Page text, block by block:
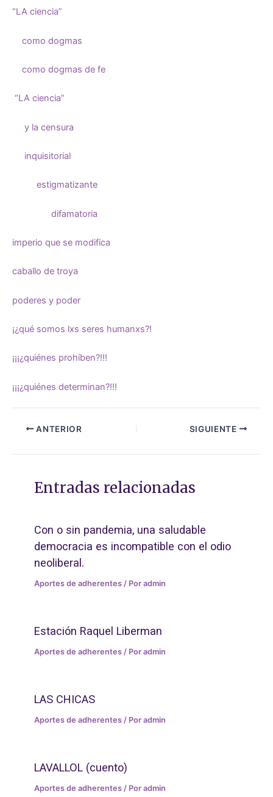
“LA ciencia”
como dogmas
como dogmas de fe
“LA ciencia”
y la censura
inquisitorial
estigmatizante
difamatoria
imperio que se modifica
caballo de troya
poderes y poder
¡¿qué somos lxs seres humanxs?!
¡¡¡¿quiénes prohíben?!!!
¡¡¡¿quiénes determinan?!!!
ANTERIOR SIGUIENTE
Entradas relacionadas
Con o sin pandemia, una saludable
democracia es incompatible con el odio
neoliberal.
Aportes de adherentes / Poradmin
Estación Raquel Liberman
Aportes de adherentes / Poradmin
LAS CHICAS
Aportes de adherentes / Poradmin
LAVALLOL (cuento)
Aportes de adherentes / Poradmin